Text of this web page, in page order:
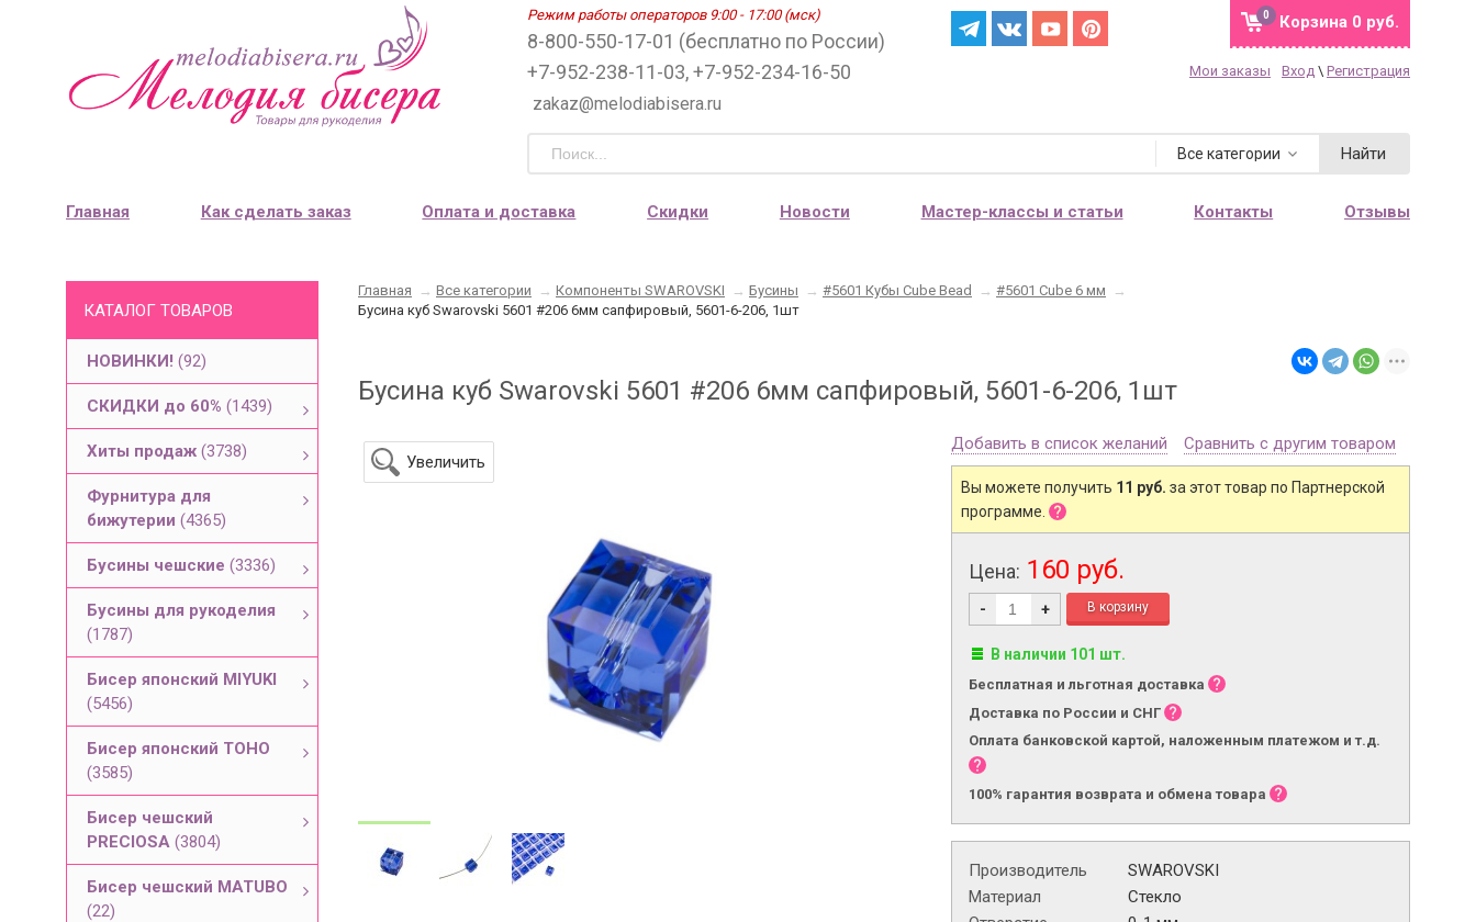
Режим работы операторов 9:00 - 17:00 (мск)
8-800-550-17-01 (бесплатно по России)
+7-952-238-11-03, +7-952-234-16-50
zakaz@melodiabisera.ru
Корзина 0 руб.
0
Мои заказы Вход \ Регистрация
Все категории Найти
Главная Как сделать заказ Оплата и доставка Скидки Новости Мастер-классы и статьи Контакты Отзывы
КАТАЛОГ ТОВАРОВ
НОВИНКИ! (92)
СКИДКИ до 60% (1439)
Хиты продаж (3738)
Фурнитура для
бижутерии (4365)
Бусины чешские (3336)
Бусины для рукоделия
(1787)
Бисер японский MIYUKI
(5456)
Бисер японский TOHO
(3585)
Бисер чешский
PRECIOSA (3804)
Бисер чешский MATUBO
(22)
Главная → Все категории → Компоненты SWAROVSKI → Бусины → #5601 Кубы Cube Bead → #5601 Cube 6 мм
→
Бусина куб Swarovski 5601 #206 6мм сапфировый, 5601-6-206, 1шт
Бусина куб Swarovski 5601 #206 6мм сапфировый, 5601-6-206, 1шт
Увеличить
Добавить в список желаний Сравнить с другим товаром
Вы можете получить 11 руб. за этот товар по Партнерской
программе.
Цена: 160 руб.
- +
В наличии 101 шт.
Бесплатная и льготная доставка
Доставка по России и СНГ
Оплата банковской картой, наложенным платежом и т.д.
100% гарантия возврата и обмена товара
Производитель
SWAROVSKI
Материал
Стекло